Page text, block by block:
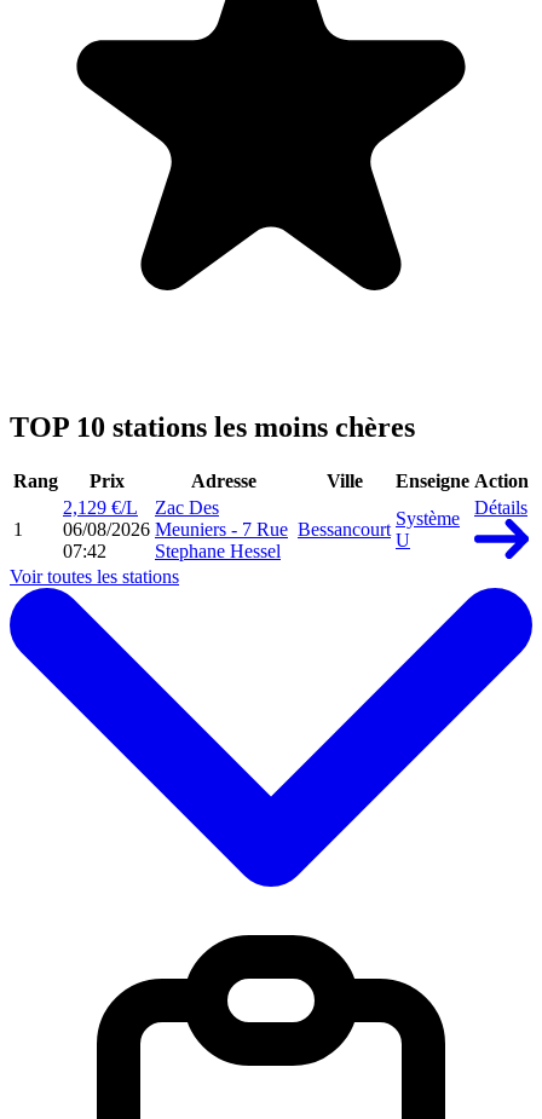
TOP 10 stations les moins chères
Rang Prix Adresse Ville Enseigne Action
1
2,129 €/L
06/08/2026
07:42
Zac Des
Meuniers - 7 Rue
Stephane Hessel
Bessancourt
Système
U
Détails
Voir toutes les stations